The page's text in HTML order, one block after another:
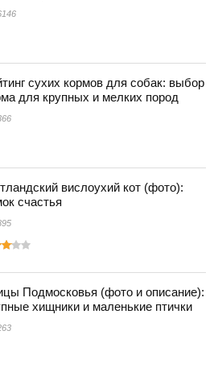
сухих кормов для собак: выбор
для крупных и мелких пород
вислоухий кот (фото):
счастья
Подмосковья (фото и описание):
хищники и маленькие птички